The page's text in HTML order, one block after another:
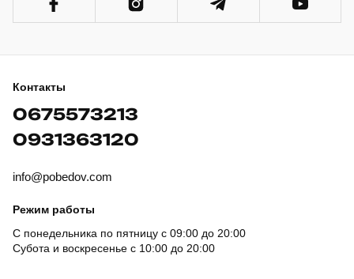
Контакты
0675573213
0931363120
info@pobedov.com
Режим работы
С понедельника по пятницу с 09:00 до 20:00
Субота и воскресенье с 10:00 до 20:00